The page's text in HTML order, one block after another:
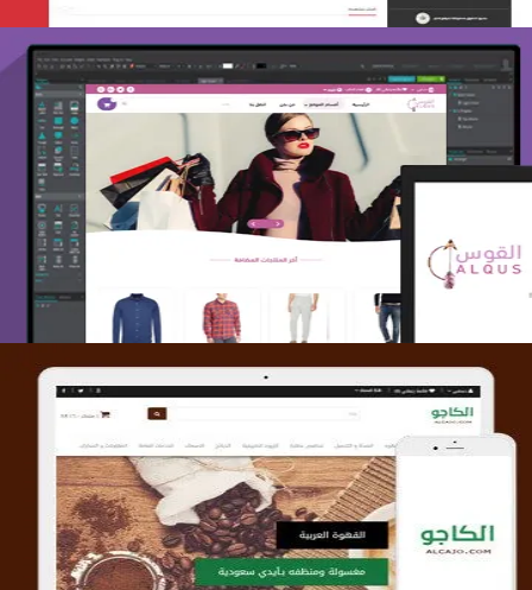
تصميم متجر القوس
التفاصيل
تصميم متجر الكاجو
التفاصيل